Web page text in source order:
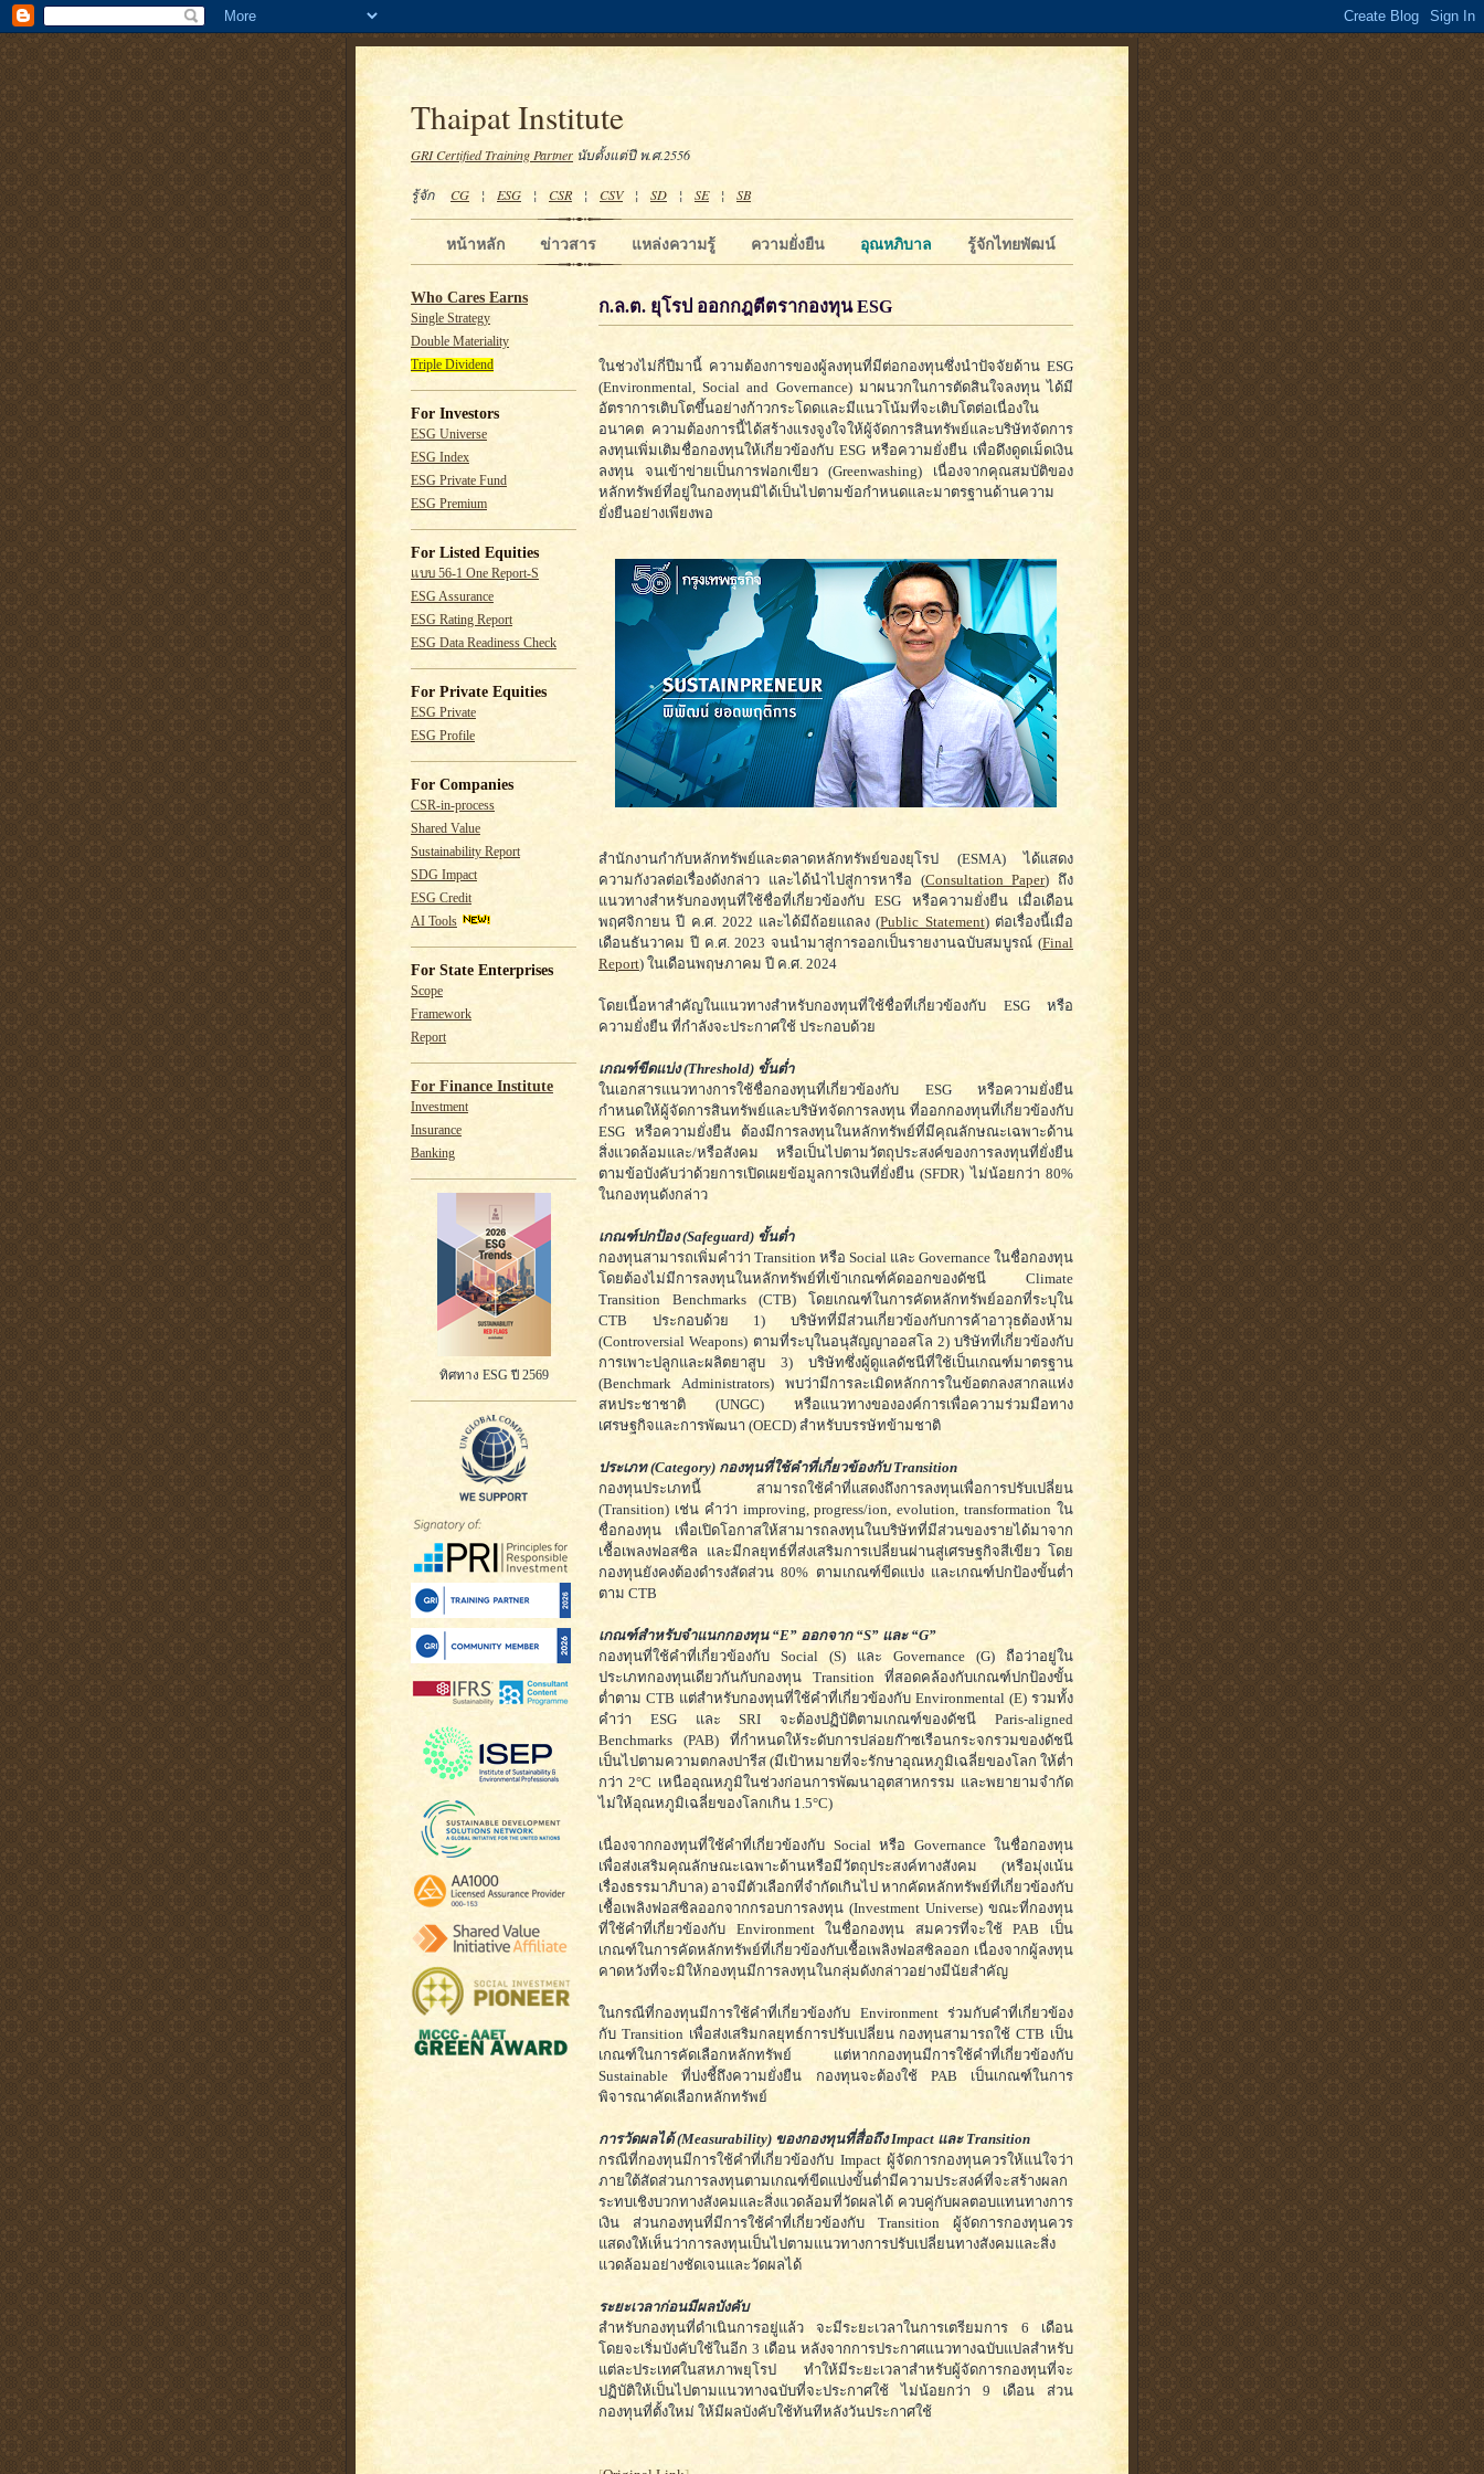
Thaipat Institute
GRI Certified Training Partner นับตั้งแต่ปี พ.ศ.2556
รู้จัก CG ¦ ESG ¦ CSR¦ CSV¦ SD ¦ SE¦ SB
รู้จักไทยพัฒน์
อุณหภิบาล
ความยั่งยืน
แหล่งความรู้
ข่าวสาร
หน้าหลัก
Who Cares Earns
Single Strategy
Double Materiality
Triple Dividend
For Investors
ESG Universe
ESG Index
ESG Private Fund
ESG Premium
For Listed Equities
แบบ 56-1 One Report-S
ESG Assurance
ESG Rating Report
ESG Data Readiness Check
For Private Equities
ESG Private
ESG Profile
For Companies
CSR-in-process
Shared Value
Sustainability Report
SDG Impact
ESG Credit
AI Tools
For State Enterprises
Scope
Framework
Report
For Finance Institute
Investment
Insurance
Banking
ทิศทาง ESG ปี 2569
ก.ล.ต. ยุโรป ออกกฎตีตรากองทุน ESG
ในช่วงไม่กี่ปีมานี้ ความต้องการของผู้ลงทุนที่มีต่อกองทุนซึ่งนำปัจจัยด้าน ESG
(Environmental, Social and Governance) มาผนวกในการตัดสินใจลงทุน ได้มี
อัตราการเติบโตขึ้นอย่างก้าวกระโดดและมีแนวโน้มที่จะเติบโตต่อเนื่องใน
อนาคต ความต้องการนี้ได้สร้างแรงจูงใจให้ผู้จัดการสินทรัพย์และบริษัทจัดการ
ลงทุนเพิ่มเติมชื่อกองทุนให้เกี่ยวข้องกับ ESG หรือความยั่งยืน เพื่อดึงดูดเม็ดเงิน
ลงทุน จนเข้าข่ายเป็นการฟอกเขียว (Greenwashing) เนื่องจากคุณสมบัติของ
หลักทรัพย์ที่อยู่ในกองทุนมิได้เป็นไปตามข้อกำหนดและมาตรฐานด้านความ
ยั่งยืนอย่างเพียงพอ
สำนักงานกำกับหลักทรัพย์และตลาดหลักทรัพย์ของยุโรป (ESMA) ได้แสดง
ความกังวลต่อเรื่องดังกล่าว และได้นำไปสู่การหารือ (Consultation Paper) ถึง
แนวทางสำหรับกองทุนที่ใช้ชื่อที่เกี่ยวข้องกับ ESG หรือความยั่งยืน เมื่อเดือน
พฤศจิกายน ปี ค.ศ. 2022 และได้มีถ้อยแถลง (Public Statement) ต่อเรื่องนี้เมื่อ
เดือนธันวาคม ปี ค.ศ. 2023 จนนำมาสู่การออกเป็นรายงานฉบับสมบูรณ์ (Final
Report) ในเดือนพฤษภาคม ปี ค.ศ. 2024
โดยเนื้อหาสำคัญในแนวทางสำหรับกองทุนที่ใช้ชื่อที่เกี่ยวข้องกับ ESG หรือ
ความยั่งยืน ที่กำลังจะประกาศใช้ ประกอบด้วย
เกณฑ์ขีดแบ่ง (Threshold) ขั้นต่ำ
ในเอกสารแนวทางการใช้ชื่อกองทุนที่เกี่ยวข้องกับ ESG หรือความยั่งยืน
กำหนดให้ผู้จัดการสินทรัพย์และบริษัทจัดการลงทุน ที่ออกกองทุนที่เกี่ยวข้องกับ
ESG หรือความยั่งยืน ต้องมีการลงทุนในหลักทรัพย์ที่มีคุณลักษณะเฉพาะด้าน
สิ่งแวดล้อมและ/หรือสังคม หรือเป็นไปตามวัตถุประสงค์ของการลงทุนที่ยั่งยืน
ตามข้อบังคับว่าด้วยการเปิดเผยข้อมูลการเงินที่ยั่งยืน (SFDR) ไม่น้อยกว่า 80%
ในกองทุนดังกล่าว
เกณฑ์ปกป้อง (Safeguard) ขั้นต่ำ
กองทุนสามารถเพิ่มคำว่า Transition หรือ Social และ Governance ในชื่อกองทุน
โดยต้องไม่มีการลงทุนในหลักทรัพย์ที่เข้าเกณฑ์คัดออกของดัชนี Climate
Transition Benchmarks (CTB) โดยเกณฑ์ในการคัดหลักทรัพย์ออกที่ระบุใน
CTB ประกอบด้วย 1) บริษัทที่มีส่วนเกี่ยวข้องกับการค้าอาวุธต้องห้าม
(Controversial Weapons) ตามที่ระบุในอนุสัญญาออสโล 2) บริษัทที่เกี่ยวข้องกับ
การเพาะปลูกและผลิตยาสูบ 3) บริษัทซึ่งผู้ดูแลดัชนีที่ใช้เป็นเกณฑ์มาตรฐาน
(Benchmark Administrators) พบว่ามีการละเมิดหลักการในข้อตกลงสากลแห่ง
สหประชาชาติ (UNGC) หรือแนวทางขององค์การเพื่อความร่วมมือทาง
เศรษฐกิจและการพัฒนา (OECD) สำหรับบรรษัทข้ามชาติ
ประเภท (Category) กองทุนที่ใช้คำที่เกี่ยวข้องกับ Transition
กองทุนประเภทนี้ สามารถใช้คำที่แสดงถึงการลงทุนเพื่อการปรับเปลี่ยน
(Transition) เช่น คำว่า improving, progress/ion, evolution, transformation ใน
ชื่อกองทุน เพื่อเปิดโอกาสให้สามารถลงทุนในบริษัทที่มีส่วนของรายได้มาจาก
เชื้อเพลงฟอสซิล และมีกลยุทธ์ที่ส่งเสริมการเปลี่ยนผ่านสู่เศรษฐกิจสีเขียว โดย
กองทุนยังคงต้องดำรงสัดส่วน 80% ตามเกณฑ์ขีดแบ่ง และเกณฑ์ปกป้องขั้นต่ำ
ตาม CTB
เกณฑ์สำหรับจำแนกกองทุน “E” ออกจาก “S” และ “G”
กองทุนที่ใช้คำที่เกี่ยวข้องกับ Social (S) และ Governance (G) ถือว่าอยู่ใน
ประเภทกองทุนเดียวกันกับกองทุน Transition ที่สอดคล้องกับเกณฑ์ปกป้องขั้น
ต่ำตาม CTB แต่สำหรับกองทุนที่ใช้คำที่เกี่ยวข้องกับ Environmental (E) รวมทั้ง
คำว่า ESG และ SRI จะต้องปฏิบัติตามเกณฑ์ของดัชนี Paris-aligned
Benchmarks (PAB) ที่กำหนดให้ระดับการปล่อยก๊าซเรือนกระจกรวมของดัชนี
เป็นไปตามความตกลงปารีส (มีเป้าหมายที่จะรักษาอุณหภูมิเฉลี่ยของโลก ให้ต่ำ
กว่า 2°C เหนืออุณหภูมิในช่วงก่อนการพัฒนาอุตสาหกรรม และพยายามจำกัด
ไม่ให้อุณหภูมิเฉลี่ยของโลกเกิน 1.5°C)
เนื่องจากกองทุนที่ใช้คำที่เกี่ยวข้องกับ Social หรือ Governance ในชื่อกองทุน
เพื่อส่งเสริมคุณลักษณะเฉพาะด้านหรือมีวัตถุประสงค์ทางสังคม (หรือมุ่งเน้น
เรื่องธรรมาภิบาล) อาจมีตัวเลือกที่จำกัดเกินไป หากคัดหลักทรัพย์ที่เกี่ยวข้องกับ
เชื้อเพลิงฟอสซิลออกจากกรอบการลงทุน (Investment Universe) ขณะที่กองทุน
ที่ใช้คำที่เกี่ยวข้องกับ Environment ในชื่อกองทุน สมควรที่จะใช้ PAB เป็น
เกณฑ์ในการคัดหลักทรัพย์ที่เกี่ยวข้องกับเชื้อเพลิงฟอสซิลออก เนื่องจากผู้ลงทุน
คาดหวังที่จะมิให้กองทุนมีการลงทุนในกลุ่มดังกล่าวอย่างมีนัยสำคัญ
ในกรณีที่กองทุนมีการใช้คำที่เกี่ยวข้องกับ Environment ร่วมกับคำที่เกี่ยวข้อง
กับ Transition เพื่อส่งเสริมกลยุทธ์การปรับเปลี่ยน กองทุนสามารถใช้ CTB เป็น
เกณฑ์ในการคัดเลือกหลักทรัพย์ แต่หากกองทุนมีการใช้คำที่เกี่ยวข้องกับ
Sustainable ที่บ่งชี้ถึงความยั่งยืน กองทุนจะต้องใช้ PAB เป็นเกณฑ์ในการ
พิจารณาคัดเลือกหลักทรัพย์
การวัดผลได้ (Measurability) ของกองทุนที่สื่อถึง Impact และ Transition
กรณีที่กองทุนมีการใช้คำที่เกี่ยวข้องกับ Impact ผู้จัดการกองทุนควรให้แน่ใจว่า
ภายใต้สัดส่วนการลงทุนตามเกณฑ์ขีดแบ่งขั้นต่ำมีความประสงค์ที่จะสร้างผลก
ระทบเชิงบวกทางสังคมและสิ่งแวดล้อมที่วัดผลได้ ควบคู่กับผลตอบแทนทางการ
เงิน ส่วนกองทุนที่มีการใช้คำที่เกี่ยวข้องกับ Transition ผู้จัดการกองทุนควร
แสดงให้เห็นว่าการลงทุนเป็นไปตามแนวทางการปรับเปลี่ยนทางสังคมและสิ่ง
แวดล้อมอย่างชัดเจนและวัดผลได้
ระยะเวลาก่อนมีผลบังคับ
สำหรับกองทุนที่ดำเนินการอยู่แล้ว จะมีระยะเวลาในการเตรียมการ 6 เดือน
โดยจะเริ่มบังคับใช้ในอีก 3 เดือน หลังจากการประกาศแนวทางฉบับแปลสำหรับ
แต่ละประเทศในสหภาพยุโรป ทำให้มีระยะเวลาสำหรับผู้จัดการกองทุนที่จะ
ปฏิบัติให้เป็นไปตามแนวทางฉบับที่จะประกาศใช้ ไม่น้อยกว่า 9 เดือน ส่วน
กองทุนที่ตั้งใหม่ ให้มีผลบังคับใช้ทันทีหลังวันประกาศใช้